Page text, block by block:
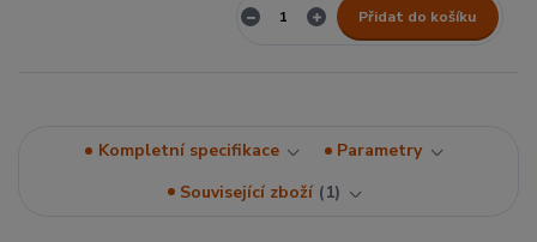
Přidat do košíku
Kompletní specifikace
Parametry
Související zboží
1